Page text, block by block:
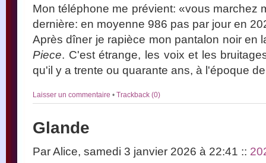
Mon téléphone me prévient: «vous marchez
dernière: en moyenne 986 pas par jour en
Après dîner je rapièce mon pantalon noir en
Piece. C'est étrange, les voix et les
qu'il y a trente ou quarante ans, à l'époque
Laisser un commentaire • Trackback (0)
Glande
Par Alice, samedi 3 janvier 2026 à 22:41 ::